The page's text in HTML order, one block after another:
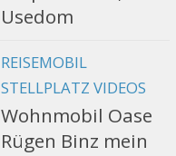
Usedom
REISEMOBIL
STELLPLATZ VIDEOS
Wohnmobil Oase
Rügen Binz mein